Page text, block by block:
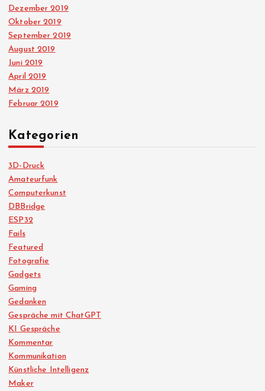
Dezember 2019
Oktober 2019
September 2019
August 2019
Juni 2019
April 2019
März 2019
Februar 2019
Kategorien
3D-Druck
Amateurfunk
Computerkunst
DBBridge
ESP32
Fails
Featured
Fotografie
Gadgets
Gaming
Gedanken
Gespräche mit ChatGPT
KI Gespräche
Kommentar
Kommunikation
Künstliche Intelligenz
Maker